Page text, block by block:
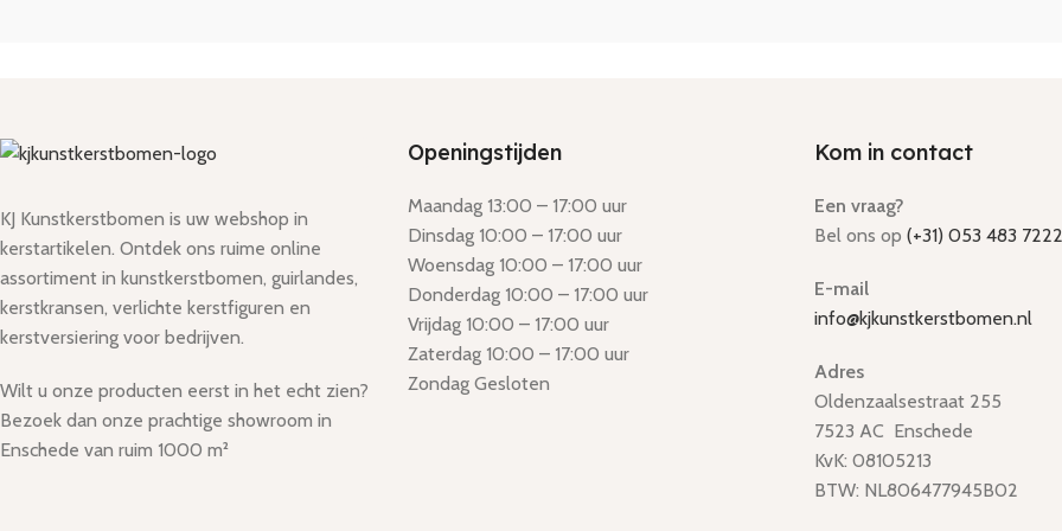
KJ Kunstkerstbomen is uw webshop in
kerstartikelen. Ontdek ons ruime online
assortiment in kunstkerstbomen, guirlandes,
kerstkransen, verlichte kerstfiguren en
kerstversiering voor bedrijven.
Wilt u onze producten eerst in het echt zien?
Bezoek dan onze prachtige showroom in
Enschede van ruim 1000 m²
Openingstijden
Maandag 13:00 – 17:00 uur
Dinsdag 10:00 – 17:00 uur
Woensdag 10:00 – 17:00 uur
Donderdag 10:00 – 17:00 uur
Vrijdag 10:00 – 17:00 uur
Zaterdag 10:00 – 17:00 uur
Zondag Gesloten
Kom in contact
Een vraag?
Bel ons op (+31) 053 483 7222
E-mail
info@kjkunstkerstbomen.nl
Adres
Oldenzaalsestraat 255
7523 AC Enschede
KvK: 08105213
BTW: NL806477945B02